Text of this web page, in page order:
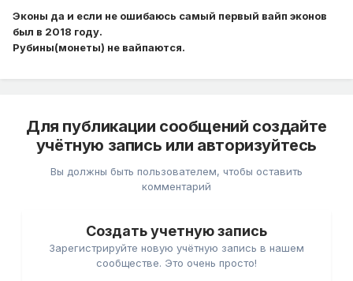
Эконы да и если не ошибаюсь самый первый вайп эконов
был в 2018 году.
Рубины(монеты) не вайпаются.
Для публикации сообщений создайте
учётную запись или авторизуйтесь
Вы должны быть пользователем, чтобы оставить
комментарий
Создать учетную запись
Зарегистрируйте новую учётную запись в нашем
сообществе. Это очень просто!